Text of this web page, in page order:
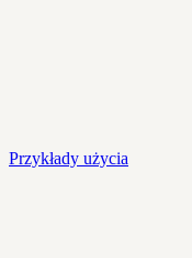
Przykłady użycia